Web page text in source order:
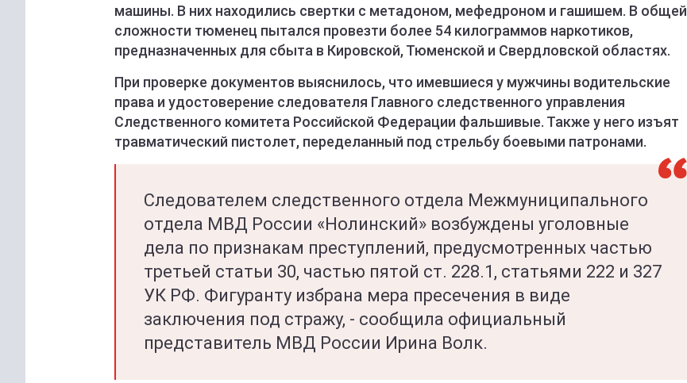
машины. В них находились свертки с метадоном, мефедроном и гашишем. В общей
сложности тюменец пытался провезти более 54 килограммов наркотиков,
предназначенных для сбыта в Кировской, Тюменской и Свердловской областях.
При проверке документов выяснилось, что имевшиеся у мужчины водительские
права и удостоверение следователя Главного следственного управления
Следственного комитета Российской Федерации фальшивые. Также у него изъят
травматический пистолет, переделанный под стрельбу боевыми патронами.
Следователем следственного отдела Межмуниципального
отдела МВД России «Нолинский» возбуждены уголовные
дела по признакам преступлений, предусмотренных частью
третьей статьи 30, частью пятой ст. 228.1, статьями 222 и 327
УК РФ. Фигуранту избрана мера пресечения в виде
заключения под стражу, - сообщила официальный
представитель МВД России Ирина Волк.